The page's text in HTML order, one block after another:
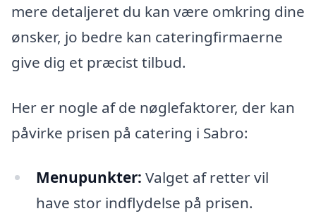
mere detaljeret du kan være omkring dine
ønsker, jo bedre kan cateringfirmaerne
give dig et præcist tilbud.
Her er nogle af de nøglefaktorer, der kan
påvirke prisen på catering i Sabro:
Menupunkter: Valget af retter vil
have stor indflydelse på prisen.